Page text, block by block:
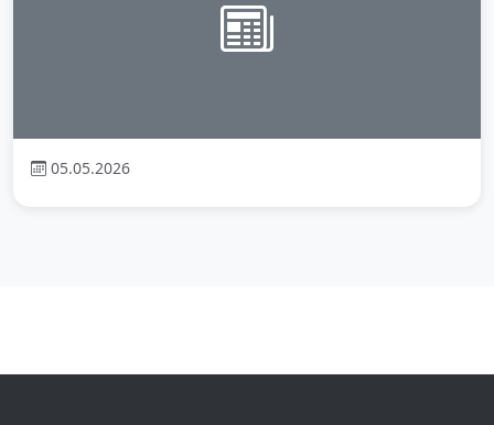
05.05.2026